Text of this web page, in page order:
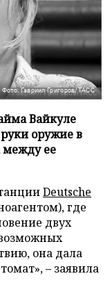
Фото: Гавриил Григоров/ТАСС
Вайкуле
оружие в
между ее
Deutsche
где
двух
она дала
– заявила